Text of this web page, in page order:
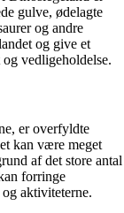
gulve, ødelagte
og andre
og give et
vedligeholdelse.
er overfyldte
kan være meget
af det store antal
forringe
aktiviteterne.